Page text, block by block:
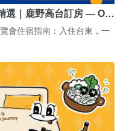
選｜鹿野高台訂房 — O…
會住宿指南：入住台東，一